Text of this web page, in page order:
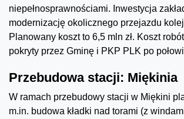
niepełnosprawnościami. Inwestycja
modernizację okolicznego przejazdu
Planowany koszt to 6,5 mln zł. Koszt
pokryty przez Gminę i PKP PLK po
Przebudowa stacji: Miękinia
W ramach przebudowy stacji w Miękini
m.in. budowa kładki nad torami (z